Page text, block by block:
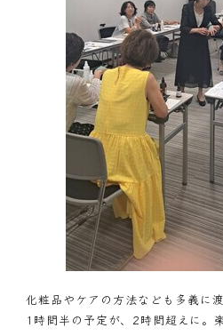
化粧品やケアの方法なども多義に
1時間半の予定が、2時間超えに。